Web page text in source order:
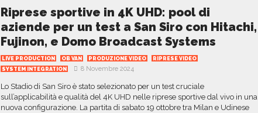
Riprese sportive in 4K UHD: pool di
aziende per un test a San Siro con Hitachi,
Fujinon, e Domo Broadcast Systems
LIVE PRODUCTION OB VAN PRODUZIONE VIDEO
RIPRESE VIDEO
SYSTEM INTEGRATION
8 Novembre 2024
Lo Stadio di San Siro è stato selezionato per un test cruciale
sull’applicabilità e qualità del 4K UHD nelle riprese sportive dal vivo in una
nuova configurazione. La partita di sabato 19 ottobre tra Milan e Udinese